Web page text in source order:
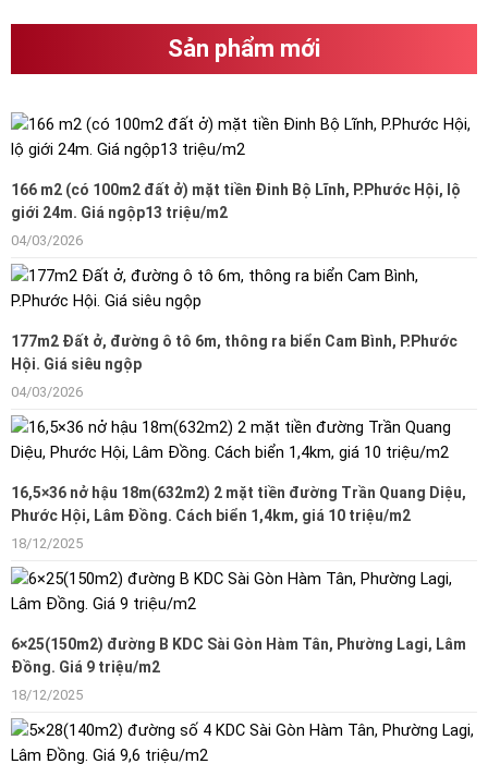
Sản phẩm mới
166 m2 (có 100m2 đất ở) mặt tiền Đinh Bộ Lĩnh, P.Phước Hội, lộ
giới 24m. Giá ngộp13 triệu/m2
04/03/2026
177m2 Đất ở, đường ô tô 6m, thông ra biển Cam Bình, P.Phước
Hội. Giá siêu ngộp
04/03/2026
16,5×36 nở hậu 18m(632m2) 2 mặt tiền đường Trần Quang Diệu,
Phước Hội, Lâm Đồng. Cách biển 1,4km, giá 10 triệu/m2
18/12/2025
6×25(150m2) đường B KDC Sài Gòn Hàm Tân, Phường Lagi, Lâm
Đồng. Giá 9 triệu/m2
18/12/2025